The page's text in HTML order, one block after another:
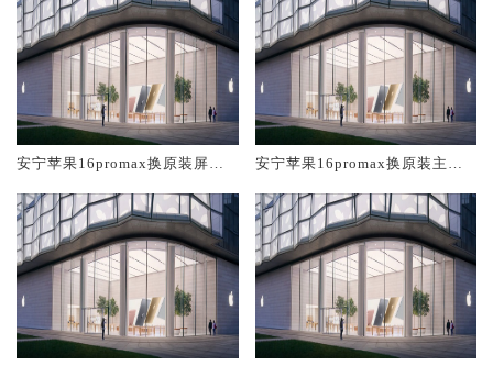
安宁苹果16promax换原装屏幕
安宁苹果16promax换原装主板